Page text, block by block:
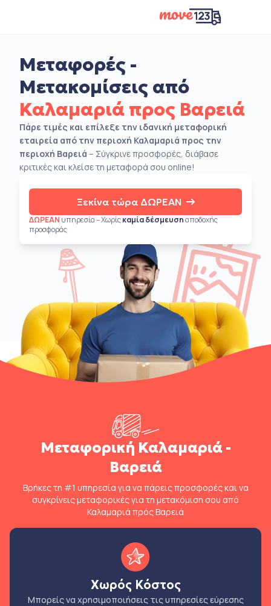
Μεταφορές -
Μετακομίσεις από
Καλαμαριά προς Βαρειά
Πάρε τιμές και επίλεξε την ιδανική μεταφορική
εταιρεία από την περιοχή Καλαμαριά προς την
περιοχή Βαρειά – Σύγκρινε προσφορές, διάβασε
κριτικές και κλείσε τη μεταφορά σου online!
Ξεκίνα τώρα ΔΩΡΕΑΝ
ΔΩΡΕΑΝ υπηρεσία – Χωρίςκαμία δέσμευσηαποδοχής
προσφοράς
Μεταφορική Καλαμαριά -
Βαρειά
Βρήκες τη #1 υπηρεσία για να πάρεις προσφορές και να
συγκρίνεις μεταφορικές για τη μετακόμιση σου από
Καλαμαριά πρός Βαρειά
Χωρός Κόστος
Μπορείς να χρησιμοποιήσεις τις υπηρεσίες εύρεσης